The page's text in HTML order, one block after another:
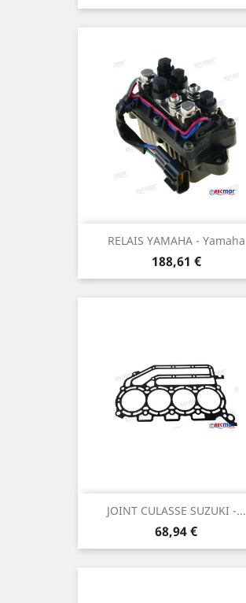
RELAIS YAMAHA - Yamaha
Prix
188,61 €
JOINT CULASSE SUZUKI -...
Prix
68,94 €